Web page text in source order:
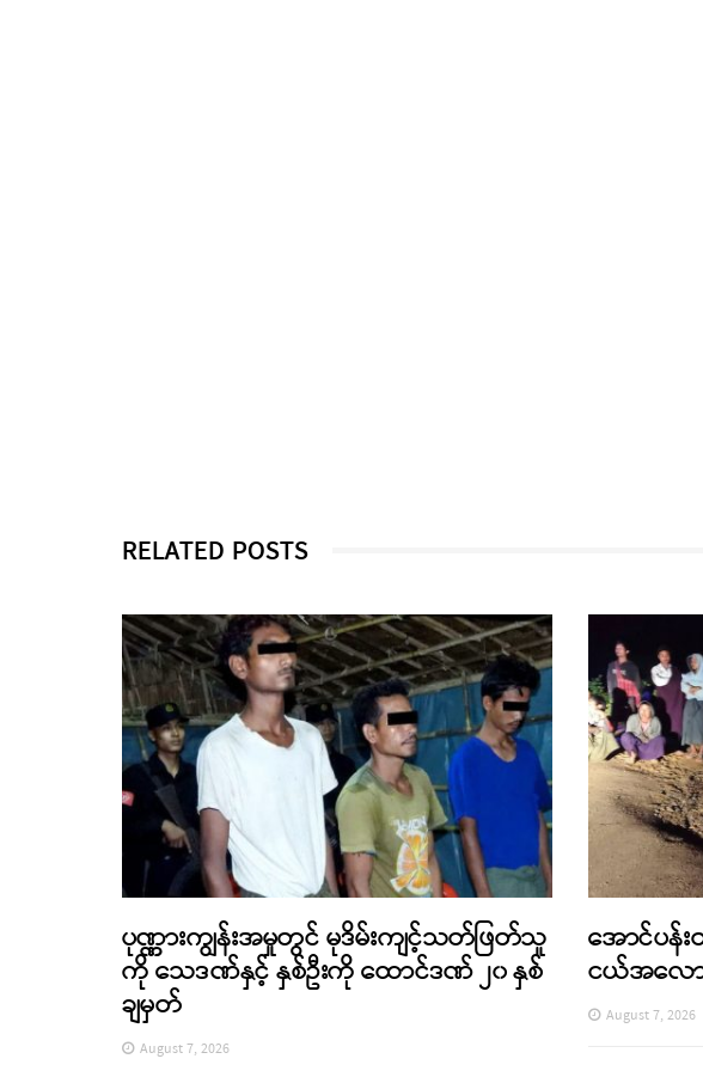
RELATED POSTS
ပုဏ္ဏားကျွန်းအမှုတွင် မုဒိမ်းကျင့်သတ်ဖြတ်သူ
ကို သေဒဏ်နှင့် နှစ်ဦးကို ထောင်ဒဏ် ၂၀ နှစ်
ချမှတ်
August 7, 2026
အောင်ပန်
ငယ်အလေ
August 7, 2026